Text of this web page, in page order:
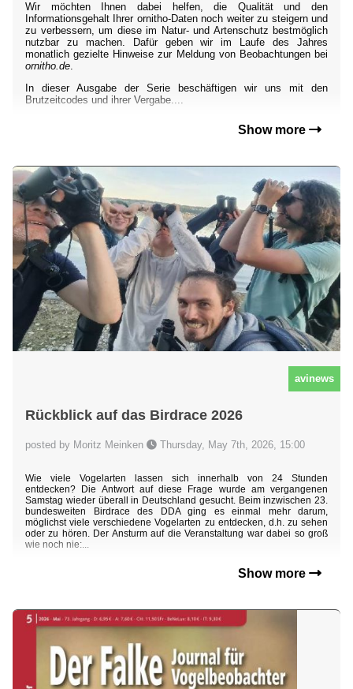
Wir möchten Ihnen dabei helfen, die Qualität und den
Informationsgehalt Ihrer ornitho-Daten noch weiter zu steigern und
zu verbessern, um diese im Natur- und Artenschutz bestmöglich
nutzbar zu machen. Dafür geben wir im Laufe des Jahres
monatlich gezielte Hinweise zur Meldung von Beobachtungen bei
ornitho.de.
In dieser Ausgabe der Serie beschäftigen wir uns mit den
Brutzeitcodes und ihrer Vergabe....
Show more
avinews
Rückblick auf das Birdrace 2026
posted by Moritz Meinken Thursday, May 7th, 2026, 15:00
Wie viele Vogelarten lassen sich innerhalb von 24 Stunden
entdecken? Die Antwort auf diese Frage wurde am vergangenen
Samstag wieder überall in Deutschland gesucht. Beim inzwischen 23.
bundesweiten Birdrace des DDA ging es einmal mehr darum,
möglichst viele verschiedene Vogelarten zu entdecken, d.h. zu sehen
oder zu hören. Der Ansturm auf die Veranstaltung war dabei so groß
wie noch nie:...
Show more